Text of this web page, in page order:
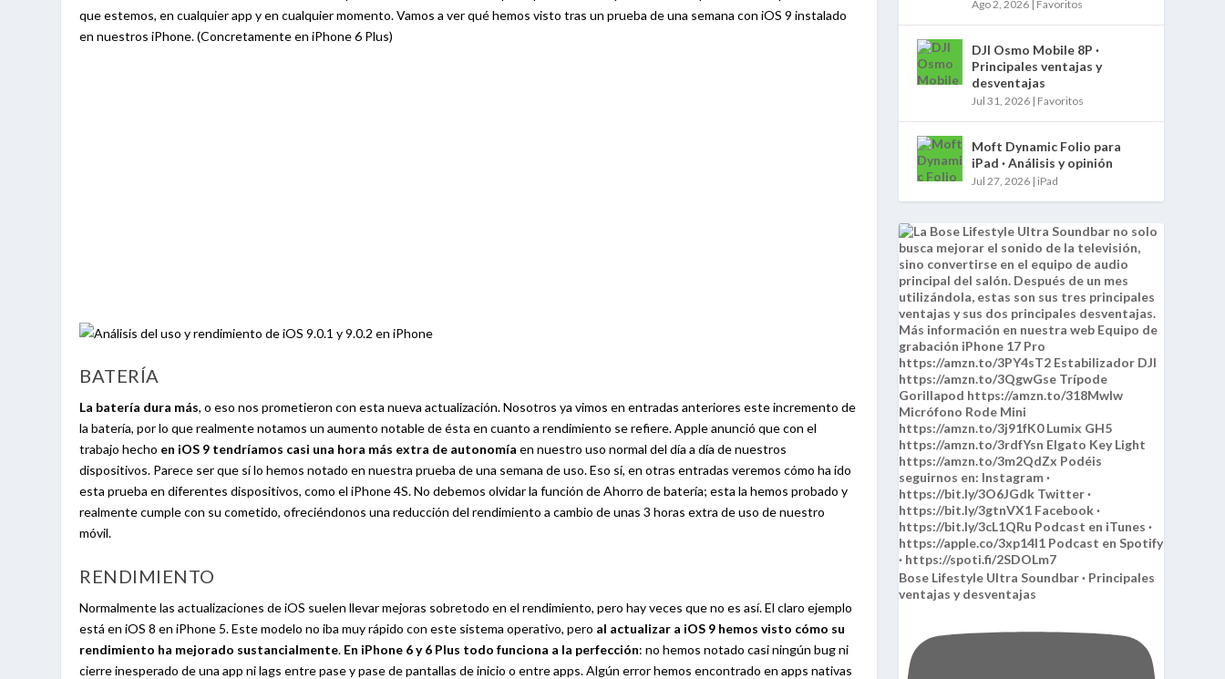
que estemos, en cualquier app y en cualquier momento. Vamos a ver qué hemos visto tras un prueba de una semana con iOS 9 instalado
en nuestros iPhone. (Concretamente en iPhone 6 Plus)
BATERÍA
La batería dura más, o eso nos prometieron con esta nueva actualización. Nosotros ya vimos en entradas anteriores este incremento de
la batería, por lo que realmente notamos un aumento notable de ésta en cuanto a rendimiento se refiere. Apple anunció que con el
trabajo hecho en iOS 9 tendríamos casi una hora más extra de autonomía en nuestro uso normal del día a día de nuestros
dispositivos. Parece ser que sí lo hemos notado en nuestra prueba de una semana de uso. Eso sí, en otras entradas veremos cómo ha ido
esta prueba en diferentes dispositivos, como el iPhone 4S. No debemos olvidar la función de Ahorro de batería; esta la hemos probado y
realmente cumple con su cometido, ofreciéndonos una reducción del rendimiento a cambio de unas 3 horas extra de uso de nuestro
móvil.
RENDIMIENTO
Normalmente las actualizaciones de iOS suelen llevar mejoras sobretodo en el rendimiento, pero hay veces que no es así. El claro ejemplo
está en iOS 8 en iPhone 5. Este modelo no iba muy rápido con este sistema operativo, pero al actualizar a iOS 9 hemos visto cómo su
rendimiento ha mejorado sustancialmente. En iPhone 6 y 6 Plus todo funciona a la perfección: no hemos notado casi ningún bug ni
cierre inesperado de una app ni lags entre pase y pase de pantallas de inicio o entre apps. Algún error hemos encontrado en apps nativas
Ago 2, 2026 | Favoritos
DJI Osmo Mobile 8P ·
Principales ventajas y
desventajas
Jul 31, 2026 | Favoritos
Moft Dynamic Folio para
iPad · Análisis y opinión
Jul 27, 2026 | iPad
Bose Lifestyle Ultra Soundbar · Principales
ventajas y desventajas